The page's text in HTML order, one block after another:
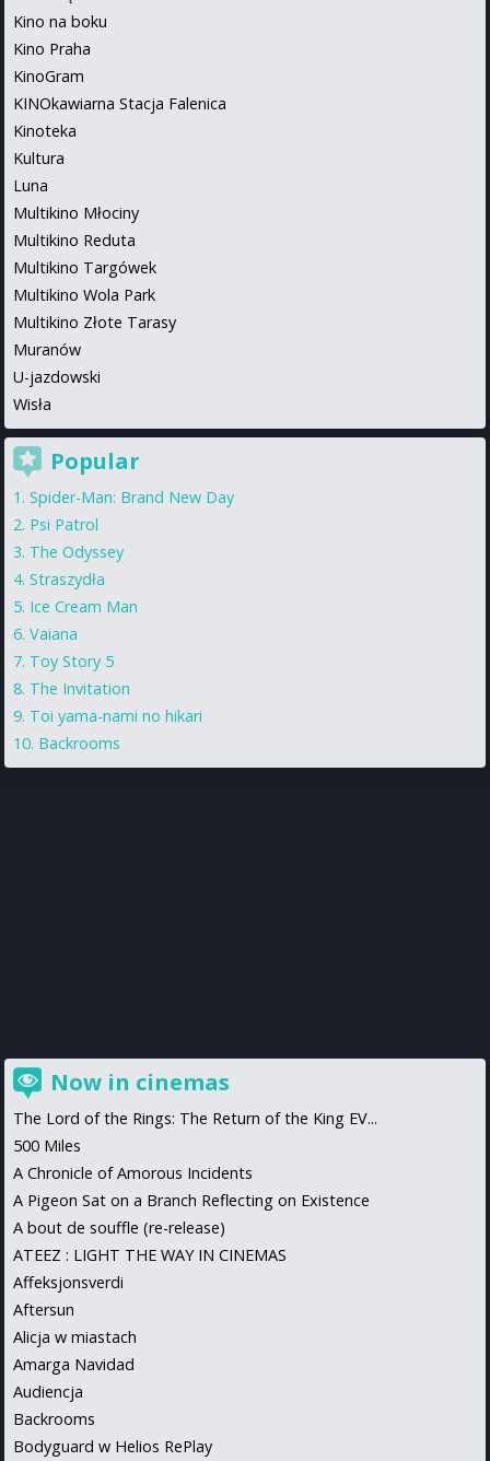
Kino na boku
Kino Praha
KinoGram
KINOkawiarna Stacja Falenica
Kinoteka
Kultura
Luna
Multikino Młociny
Multikino Reduta
Multikino Targówek
Multikino Wola Park
Multikino Złote Tarasy
Muranów
U-jazdowski
Wisła
Popular
Spider-Man: Brand New Day
Psi Patrol
The Odyssey
Straszydła
Ice Cream Man
Vaiana
Toy Story 5
The Invitation
Toi yama-nami no hikari
Backrooms
Now in cinemas
The Lord of the Rings: The Return of the King EV...
500 Miles
A Chronicle of Amorous Incidents
A Pigeon Sat on a Branch Reflecting on Existence
A bout de souffle (re-release)
ATEEZ : LIGHT THE WAY IN CINEMAS
Affeksjonsverdi
Aftersun
Alicja w miastach
Amarga Navidad
Audiencja
Backrooms
Bodyguard w Helios RePlay